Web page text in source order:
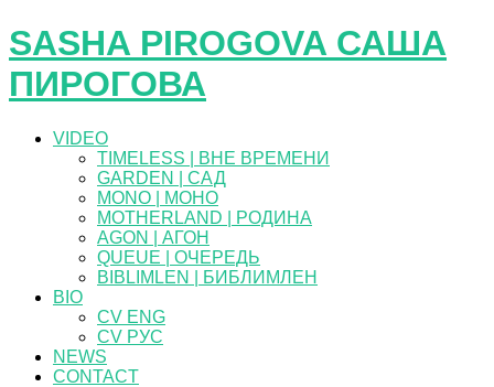
SASHA PIROGOVA САША
ПИРОГОВА
VIDEO
TIMELESS | ВНЕ ВРЕМЕНИ
GARDEN | САД
MONO | МОНО
MOTHERLAND | РОДИНА
AGON | АГОН
QUEUE | ОЧЕРЕДЬ
BIBLIMLEN | БИБЛИМЛЕН
BIO
CV ENG
CV РУС
NEWS
CONTACT